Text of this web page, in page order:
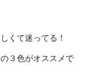
くて迷ってる！
３色がオススメで